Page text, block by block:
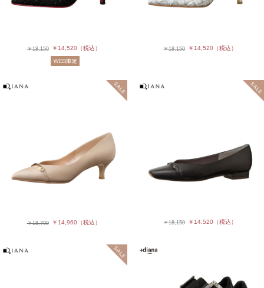
￥18,150 ￥14,520（税込） ￥18,150 ￥14,520 （税込）
￥18,700 ￥14,960（税込） ￥18,150 ￥14,520 （税込）